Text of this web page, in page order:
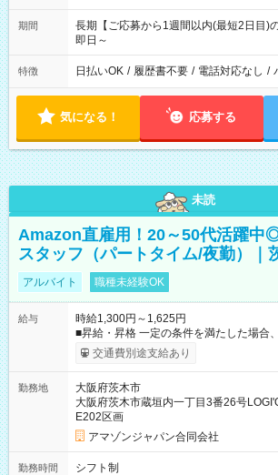
期間
長期【ご応募から1週間以内(最短2日目)
即日～
特徴 日払いOK / 履歴書不要 / 電話対応なし /
気になる！ 応募する
未読
Amazon直雇用！20～50代活躍中
スタッフ（パートタイム/夜勤）｜
アルバイト 職種未経験OK
給与
時給1,300円～1,625円
■昇給・昇格 一定の条件を満たした場合
まで昇給の機会があります。 ■正社員登用制度あり ※月末締/翌
月25日支払い ※時間外手当、別途支給
☆Amazon直雇用で安定して働けます！ 【試用期間】試用期間
あり 試用期間の長さ：1週間 雇用形態、
です。
交通費別途支給あり
勤務地
大阪府茨木市
大阪府茨木市蔵垣内一丁目3番26号
E202区画
アマゾンジャパン合同会社
勤務時間
シフト制